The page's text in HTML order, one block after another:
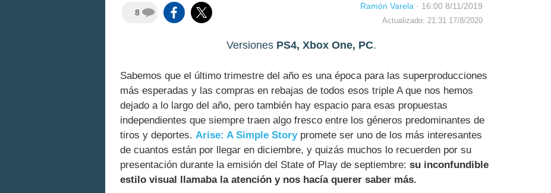
8
Ramón Varela · 16:00 8/11/2019
Actualizado: 21:31 17/8/2020
Versiones PS4, Xbox One, PC.
Sabemos que el último trimestre del año es una época para las superproducciones
más esperadas y las compras en rebajas de todos esos triple A que nos hemos
dejado a lo largo del año, pero también hay espacio para esas propuestas
independientes que siempre traen algo fresco entre los géneros predominantes de
tiros y deportes. Arise: A Simple Storypromete ser uno de los más interesantes
de cuantos están por llegar en diciembre, y quizás muchos lo recuerden por su
presentación durante la emisión del State of Play de septiembre: su inconfundible
estilo visual llamaba la atención y nos hacía querer saber más.